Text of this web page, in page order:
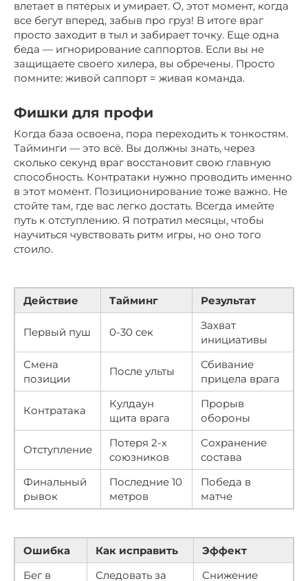
влетает в пятерых и умирает. О, этот момент, когда
все бегут вперед, забыв про груз! В итоге враг
просто заходит в тыл и забирает точку. Еще одна
беда — игнорирование саппортов. Если вы не
защищаете своего хилера, вы обречены. Просто
помните: живой саппорт = живая команда.
Фишки для профи
Когда база освоена, пора переходить к тонкостям.
Тайминги — это всё. Вы должны знать, через
сколько секунд враг восстановит свою главную
способность. Контратаки нужно проводить именно
в этот момент. Позиционирование тоже важно. Не
стойте там, где вас легко достать. Всегда имейте
путь к отступлению. Я потратил месяцы, чтобы
научиться чувствовать ритм игры, но оно того
стоило.
Действие Тайминг Результат
Первый пуш 0-30 сек
Захват
инициативы
Смена
позиции
После ульты
Сбивание
прицела врага
Контратака
Кулдаун
щита врага
Прорыв
обороны
Отступление
Потеря 2-х
союзников
Сохранение
состава
Финальный
рывок
Последние 10
метров
Победа в
матче
Ошибка Как исправить
Эффект
Бег в
Следовать за
Снижение